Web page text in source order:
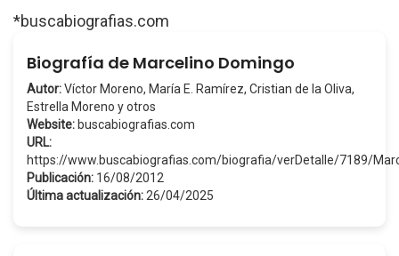
*buscabiografias.com
Biografía de Marcelino Domingo
Autor:Víctor Moreno, María E. Ramírez, Cristian de la Oliva,
Estrella Moreno y otros
Website: buscabiografias.com
URL:
https://www.buscabiografias.com/biografia/verDetalle/7189/
Publicación: 16/08/2012
Última actualización: 26/04/2025